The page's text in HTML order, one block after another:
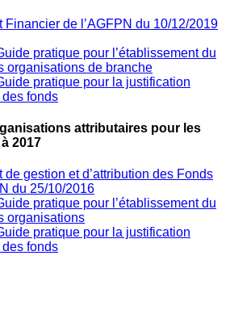
Financier de l’AGFPN du 10/12/2019
pratique pour l’établissement du
organisations de branche
pratique pour la justification
fonds
attributaires pour les
2017
de gestion et d’attribution des Fonds
du 25/10/2016
pratique pour l’établissement du
organisations
pratique pour la justification
fonds